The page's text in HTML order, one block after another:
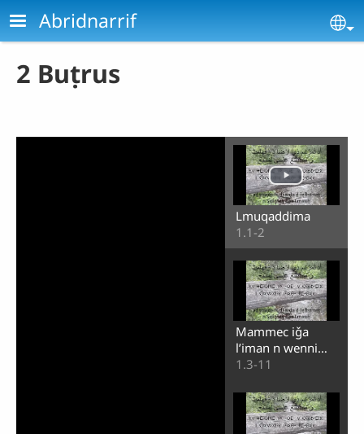
Aller au contenu principal
Abridnarrif
2 Buṭrus
Lmuqaddima
1.1-2
Mammec iǧa
lʼiman n wenni
iḏeffaren Arebbi?
1.3-11